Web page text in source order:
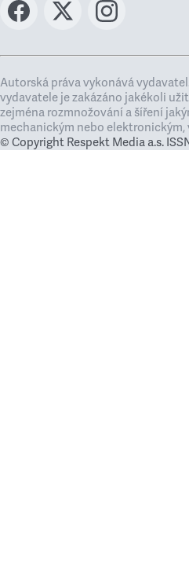
Autorská práva vykonává
vydavatele je zakázáno jakékoli
zejména rozmnožování a šíření
mechanickým nebo elektronickým,
© Copyright Respekt Media a.s.